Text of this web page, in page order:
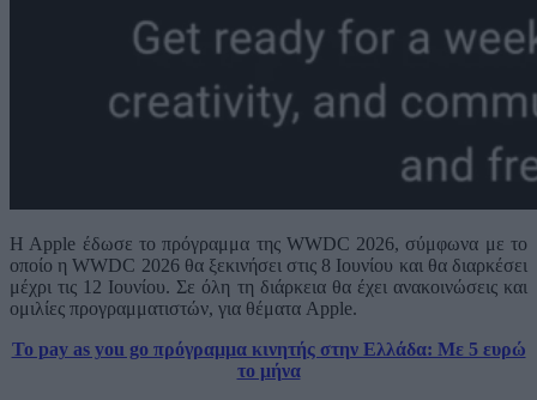
H Apple έδωσε το πρόγραμμα της WWDC 2026, σύμφωνα με το
οποίο η WWDC 2026 θα ξεκινήσει στις 8 Ιουνίου και θα διαρκέσει
μέχρι τις 12 Ιουνίου. Σε όλη τη διάρκεια θα έχει ανακοινώσεις και
ομιλίες προγραμματιστών, για θέματα Apple.
Το pay as you go πρόγραμμα κινητής στην Ελλάδα: Με 5 ευρώ
το μήνα